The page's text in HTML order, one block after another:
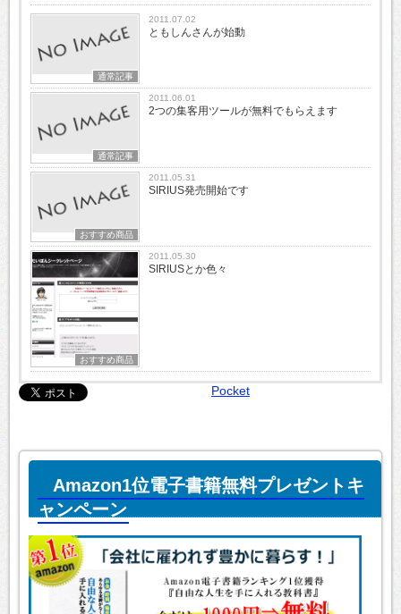
通常記事
2011.07.02
ともしんさんが始動
通常記事
2011.06.01
2つの集客用ツールが無料でもらえます
おすすめ商品
2011.05.31
SIRIUS発売開始です
おすすめ商品
2011.05.30
SIRIUSとか色々
Pocket
Amazon1位電子書籍無料プレゼントキ
ャンペーン